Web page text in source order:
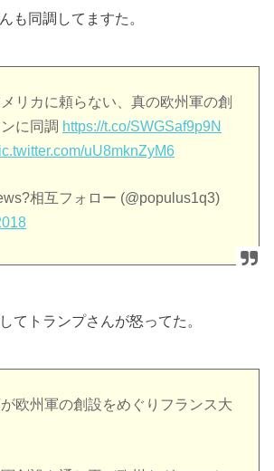
も同調してますた。
リカに頼らない、真の欧州軍の創
に同調 https://t.co/SWGSaf9p9N
uU8mknZyM6
相互フォロー (@populus1q3)
てトランプさんが怒ってた。
欧州軍の創設をめぐりフランス大